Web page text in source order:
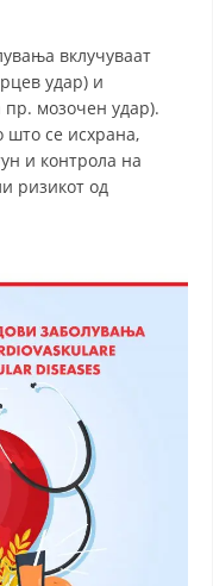
вклучуваат
удар) и
мозочен удар).
што се исхрана,
и контрола на
ризикот од